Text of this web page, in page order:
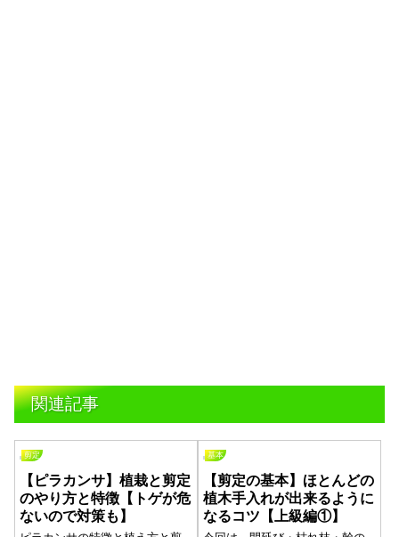
関連記事
剪定
【ピラカンサ】植栽と剪定
のやり方と特徴【トゲが危
ないので対策も】
基本
【剪定の基本】ほとんどの
植木手入れが出来るように
なるコツ【上級編①】